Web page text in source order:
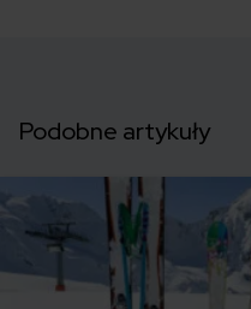
Podobne artykuły